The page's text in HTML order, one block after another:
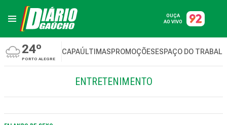
OUÇA
AO VIVO
24º
PORTO ALEGRE
CAPAÚLTIMASPROMOÇÕESESPAÇO DO
ENTRETENIMENTO